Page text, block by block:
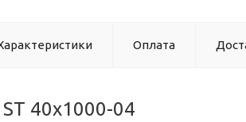
Оплата
ST 40х1000-04